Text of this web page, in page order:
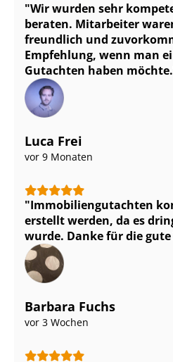
Wir wurden sehr
beraten. Mitarbeiter
freundlich und
Empfehlung, wenn man
Gutachten haben möchte.
Luca Frei
vor 9 Monaten
Im­mo­bi­li­en­gut­ach­ten
erstellt werden, da es
wurde. Danke für die
Barbara Fuchs
vor 3 Wochen